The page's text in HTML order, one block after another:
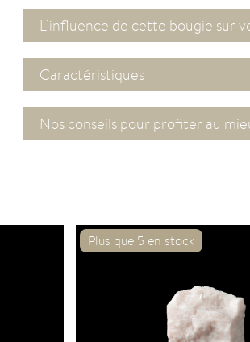
L’influence de cette bougie sur
Caractéristiques
Nos conseils pour profiter au
Plus que 5 en stock